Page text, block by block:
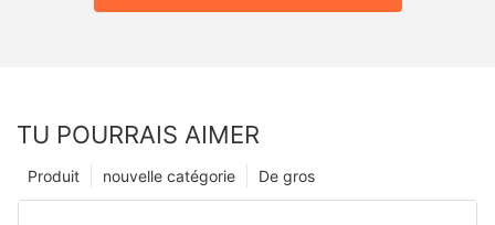
TU POURRAIS AIMER
De gros
nouvelle catégorie
Produit